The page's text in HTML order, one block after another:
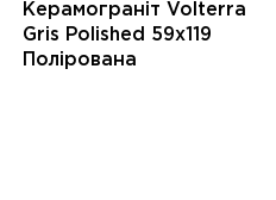
Керамограніт Volterra
Gris Polished 59x119
Полірована